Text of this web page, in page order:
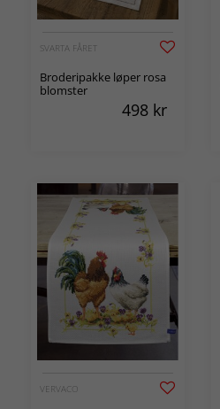
SVARTA FÅRET
Broderipakke løper rosa
blomster
498 kr
VERVACO